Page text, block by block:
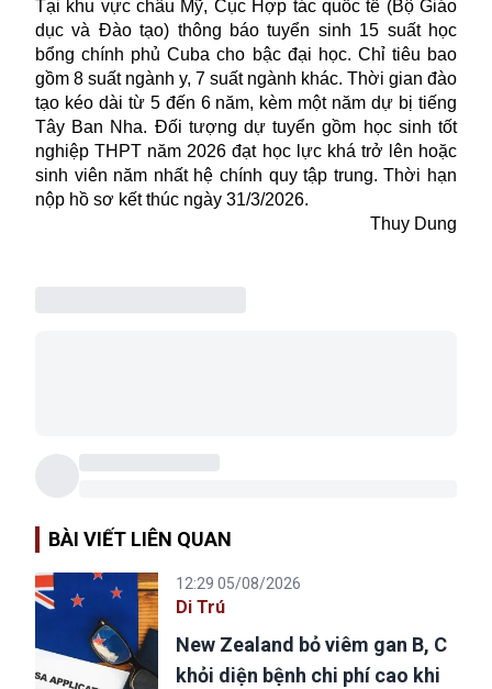
Tại khu vực châu Mỹ, Cục Hợp tác quốc tế (Bộ Giáo
dục và Đào tạo) thông báo tuyển sinh 15 suất học
bổng chính phủ Cuba cho bậc đại học. Chỉ tiêu bao
gồm 8 suất ngành y, 7 suất ngành khác. Thời gian đào
tạo kéo dài từ 5 đến 6 năm, kèm một năm dự bị tiếng
Tây Ban Nha. Đối tượng dự tuyển gồm học sinh tốt
nghiệp THPT năm 2026 đạt học lực khá trở lên hoặc
sinh viên năm nhất hệ chính quy tập trung. Thời hạn
nộp hồ sơ kết thúc ngày 31/3/2026.
Thuy Dung
BÀI VIẾT LIÊN QUAN
12:29 05/08/2026
Di Trú
New Zealand bỏ viêm gan B, C
khỏi diện bệnh chi phí cao khi